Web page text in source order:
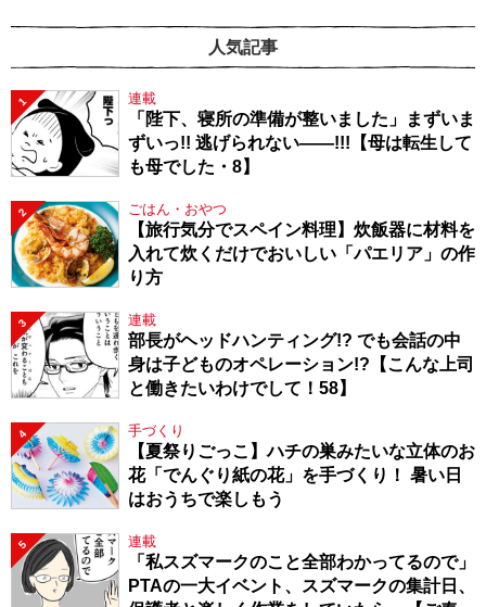
人気記事
1 連載
「陛下、寝所の準備が整いました」まずいま
ずいっ!! 逃げられない――!!!【母は転生して
も母でした・8】
2 ごはん・おやつ
【旅行気分でスペイン料理】炊飯器に材料を
入れて炊くだけでおいしい「パエリア」の作
り方
3 連載
部長がヘッドハンティング!? でも会話の中
身は子どものオペレーション!?【こんな上司
と働きたいわけでして！58】
4 手づくり
【夏祭りごっこ】ハチの巣みたいな立体のお
花「でんぐり紙の花」を手づくり！ 暑い日
はおうちで楽しもう
5 連載
「私スズマークのこと全部わかってるので」
PTAの一大イベント、スズマークの集計日、